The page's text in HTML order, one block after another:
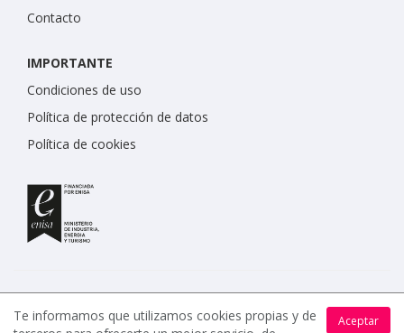
Contacto
IMPORTANTE
Condiciones de uso
Política de protección de datos
Política de cookies
Aceptar
Te informamos que utilizamos cookies propias y de